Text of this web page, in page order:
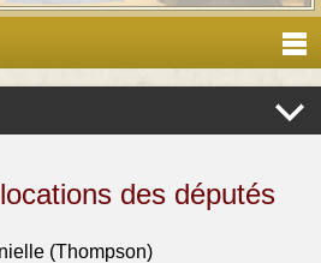
des députés
(Thompson)